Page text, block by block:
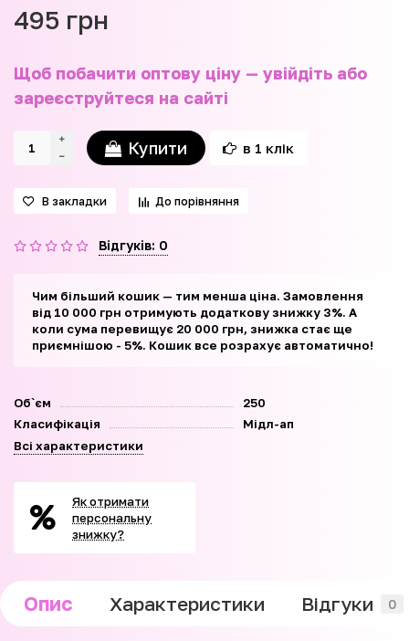
495 грн
Щоб побачити оптову ціну — увійдіть або
зареєструйтеся на сайті
Купити в 1 клік
В закладки До порівняння
Відгуків: 0
Чим більший кошик — тим менша ціна. Замовлення
від 10 000 грн отримують додаткову знижку 3%. А
коли сума перевищує 20 000 грн, знижка стає ще
приємнішою - 5%. Кошик все розрахує автоматично!
Об`єм
250
Класифікація
Мідл-ап
Всі характеристики
Як отримати
персональну
знижку?
Опис Характеристики Відгуки 0